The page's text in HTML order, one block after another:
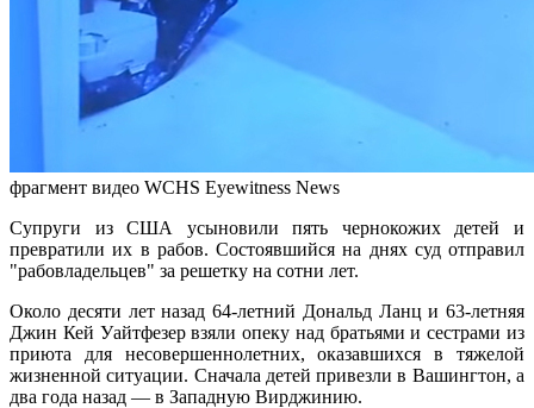
фрагмент видео WCHS Eyewitness News
Супруги из США усыновили пять чернокожих детей и
превратили их в рабов. Состоявшийся на днях суд отправил
"рабовладельцев" за решетку на сотни лет.
Около десяти лет назад 64-летний Дональд Ланц и 63-летняя
Джин Кей Уайтфезер взяли опеку над братьями и сестрами из
приюта для несовершеннолетних, оказавшихся в тяжелой
жизненной ситуации. Сначала детей привезли в Вашингтон, а
два года назад — в Западную Вирджинию.